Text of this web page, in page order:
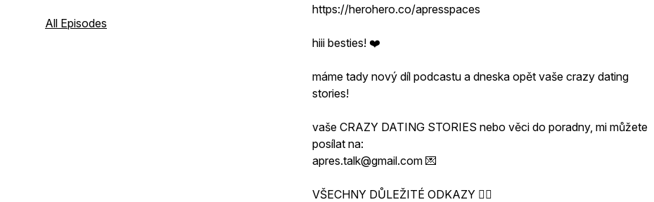
Aprés talk - váš oblíbený Hot Girl Walk
All Episodes
https://herohero.co/apresspaces
hiii besties! ❤️
máme tady nový díl podcastu a dneska opět vaše crazy dating
stories!
vaše CRAZY DATING STORIES nebo věci do poradny, mi můžete
posílat na:
apres.talk@gmail.com 💌
VŠECHNY DŮLEŽITÉ ODKAZY 👇🏻